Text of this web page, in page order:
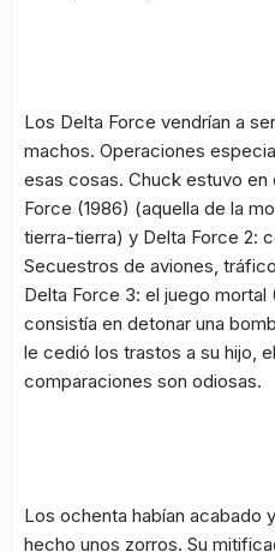
Los Delta Force vendrían a
machos. Operaciones
esas cosas. Chuck estuvo en
Force (1986) (aquella de la
tierra-tierra) y Delta Force 2:
Secuestros de aviones,
Delta Force 3: el juego mortal
consistía en detonar una
le cedió los trastos a su hijo,
comparaciones son odiosas.
Los ochenta habían acabado
hecho unos zorros. Su